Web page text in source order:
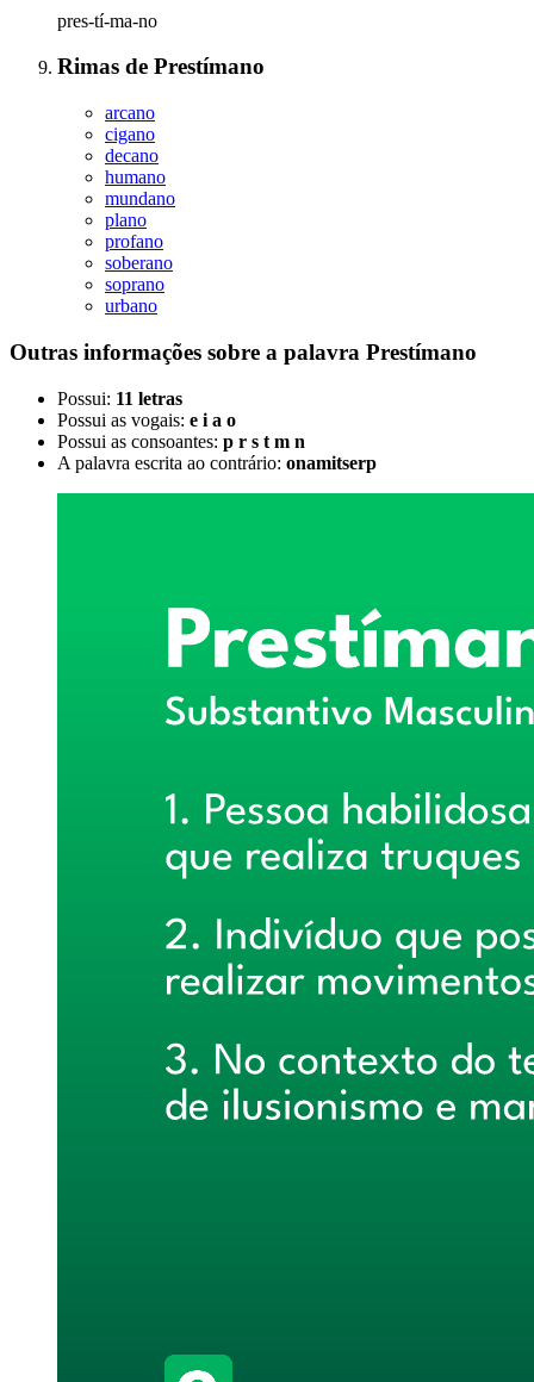
pres-tí-ma-no
Rimas de Prestímano
arcano
cigano
decano
humano
mundano
plano
profano
soberano
soprano
urbano
Outras informações sobre a palavra Prestímano
Possui: 11 letras
Possui as vogais: e i a o
Possui as consoantes: p r s t m n
A palavra escrita ao contrário: onamitserp